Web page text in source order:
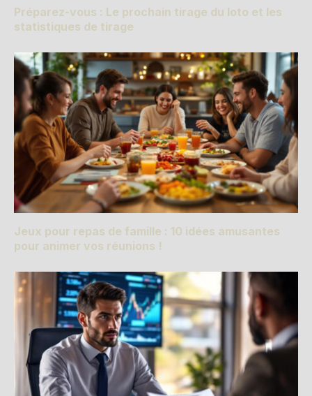
Préparez-vous : Le prochain tirage du loto et les
statistiques de tirage
Jeux pour repas de famille : 10 idées amusantes
pour animer vos réunions !